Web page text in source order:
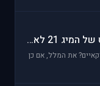
איך הופכים את המלל בתא הטייס של המיג 21 לאנגלית ?
את המלל, אם כן